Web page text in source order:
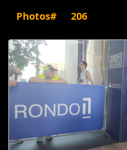
Photos# 206